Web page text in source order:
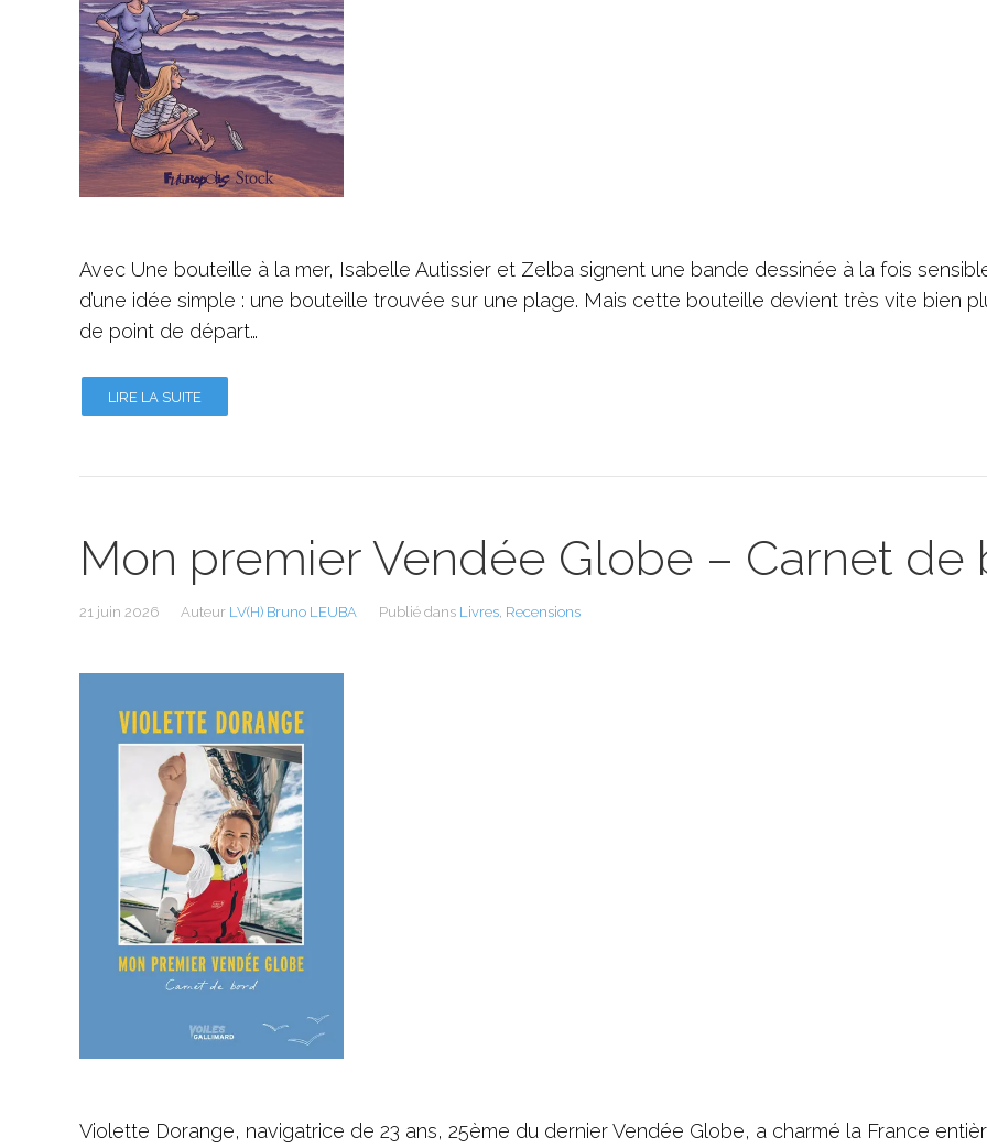
Avec Une bouteille à la mer, Isabelle Autissier et Zelba signent une bande dessinée à la fois
d’une idée simple : une bouteille trouvée sur une plage. Mais cette bouteille devient très vite bien
de point de départ…
LIRE LA SUITE
Mon premier Vendée Globe – Carnet de
21 juin 2026 Auteur LV(H) Bruno LEUBA Publié dans Livres Recensions
Violette Dorange, navigatrice de 23 ans, 25ème du dernier Vendée Globe, a charmé la France